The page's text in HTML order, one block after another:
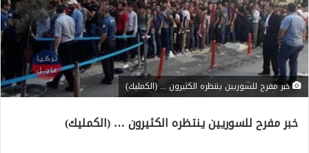
خبر مفرح للسوريين ينتظره الكثيرون ... (الكمليك)
خبر مفرح للسوريين ينتظره الكثيرون … (الكمليك)